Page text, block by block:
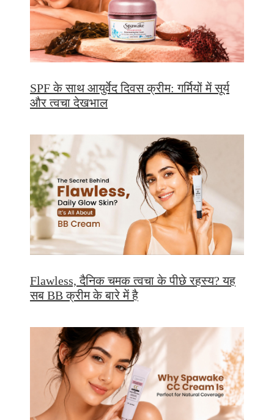
SPF के साथ आयुर्वेद दिवस क्रीम: गर्मियों में सूर्य
और त्वचा देखभाल
Flawless, दैनिक चमक त्वचा के पीछे रहस्य? यह
सब BB क्रीम के बारे में है